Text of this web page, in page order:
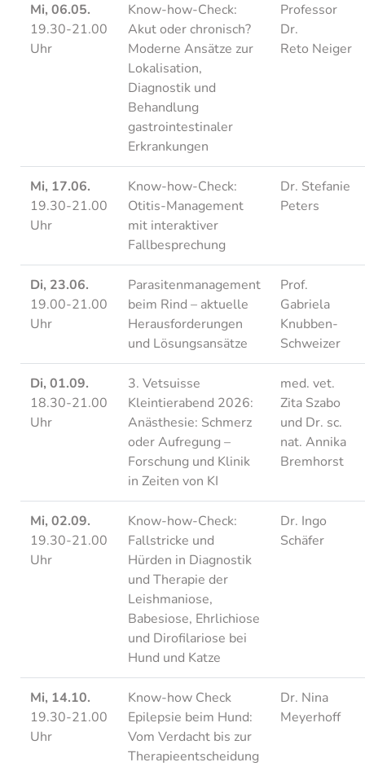
Mi, 06.05.
19.30-21.00
Uhr
Know-how-Check:
Akut oder chronisch?
Moderne Ansätze zur
Lokalisation,
Diagnostik und
Behandlung
gastrointestinaler
Erkrankungen
Professor
Dr.
Reto Neiger
Mi, 17.06.
19.30-21.00
Uhr
Know-how-Check:
Otitis-Management
mit interaktiver
Fallbesprechung
Dr. Stefanie
Peters
Di, 23.06.
19.00-21.00
Uhr
Parasitenmanagement
beim Rind – aktuelle
Herausforderungen
und Lösungsansätze
Prof.
Gabriela
Knubben-
Schweizer
Di, 01.09.
18.30-21.00
Uhr
3. Vetsuisse
Kleintierabend 2026:
Anästhesie: Schmerz
oder Aufregung –
Forschung und Klinik
in Zeiten von KI
med. vet.
Zita Szabo
und Dr. sc.
nat. Annika
Bremhorst
Mi, 02.09.
19.30-21.00
Uhr
Know-how-Check:
Fallstricke und
Hürden in Diagnostik
und Therapie der
Leishmaniose,
Babesiose, Ehrlichiose
und Dirofilariose bei
Hund und Katze
Dr. Ingo
Schäfer
Mi, 14.10.
19.30-21.00
Uhr
Know-how Check
Epilepsie beim Hund:
Vom Verdacht bis zur
Therapieentscheidung
Dr. Nina
Meyerhoff